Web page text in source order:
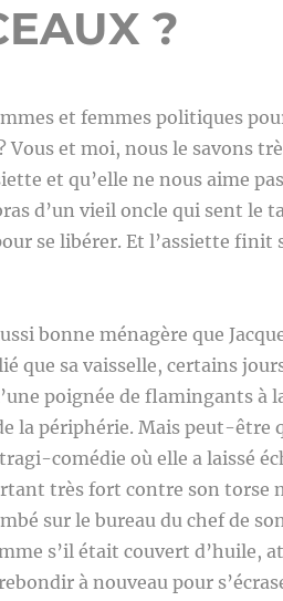
?
et femmes politiques
et moi, nous le savons
et qu’elle ne nous aime
d’un vieil oncle qui sent le
se libérer. Et l’assiette finit
bonne ménagère que
que sa vaisselle, certains
poignée de flamingants à
la périphérie. Mais peut-être
comédie où elle a laissé
très fort contre son torse
sur le bureau du chef de
s’il était couvert d’huile,
à nouveau pour